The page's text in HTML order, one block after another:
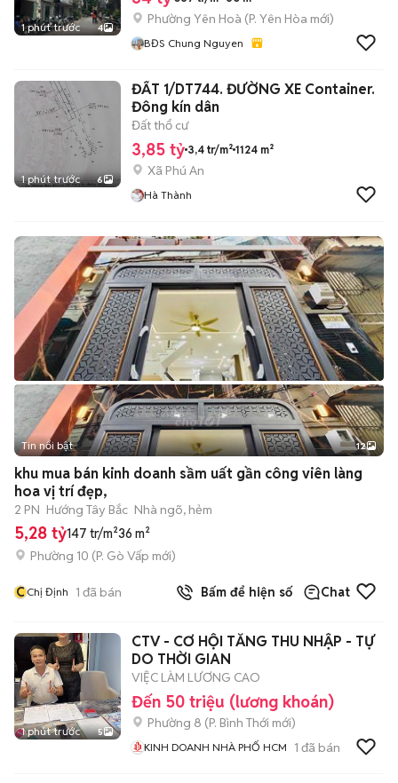
1 phút trước 4
Phường Yên Hoà (P. Yên Hòa mới)
BĐS Chung Nguyen
1 phút trước 6
ĐẤT 1/DT744. ĐƯỜNG XE Container.
Đông kín dân
Đất thổ cư
3,85 tỷ 3,4 tr/m² 1124 m²
Xã Phú An
Hà Thành
+2
Tin nổi bật 12
khu mua bán kinh doanh sầm uất gần công viên làng
hoa vị trí đẹp,
2 PN Hướng Tây Bắc Nhà ngõ, hẻm
5,28 tỷ147 tr/m²36 m²
Phường 10 (P. Gò Vấp mới)
CChị Định 1 đã bán Bấm để hiện số Chat
1 phút trước 5
CTV - CƠ HỘI TĂNG THU NHẬP - TỰ
DO THỜI GIAN
VIỆC LÀM LƯƠNG CAO
Đến 50 triệu (lương khoán)
Phường 8 (P. Bình Thới mới)
KINH DOANH NHÀ PHỐ HCM 1 đã bán